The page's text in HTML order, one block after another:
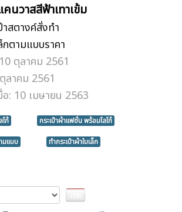
นวาสสีฟ้าเทาเข้ม
าสตางค์สั่งทำ
กตามแบบราคา
ตุลาคม 2561
ลาคม 2561
: 10 เมษายน 2563
โก้
กระเป๋าผ้าแฟชั่น พร้อมโลโก้
มแบบ
ทำกระเป๋าผ้าใบเล็ก